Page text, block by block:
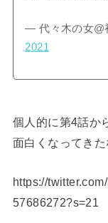
— 代々木の女@
2021
個人的に第4話か
面白くなってきた
https://
57686272?s=21